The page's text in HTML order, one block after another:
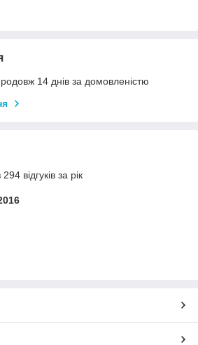
14 днів за домовленістю
відгуків за рік